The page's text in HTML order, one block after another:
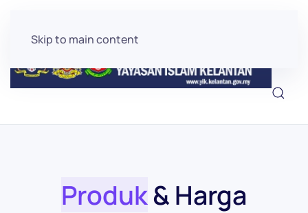
Skip to main content
Produk& Harga